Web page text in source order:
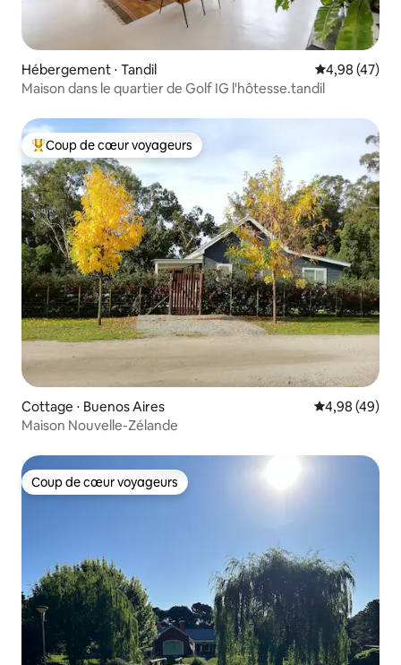
Hébergement ⋅ Tandil Évaluation
4,98 (47)
Maison dans le quartier de Golf IG l'hôtesse.tandil
Coups de cœur voyageurs les plus appréciés
Coup de cœur voyageurs
Cottage ⋅ Buenos Aires Évaluation
4,98 (49)
Maison Nouvelle-Zélande
Coup de cœur voyageurs
Coup de cœur voyageurs